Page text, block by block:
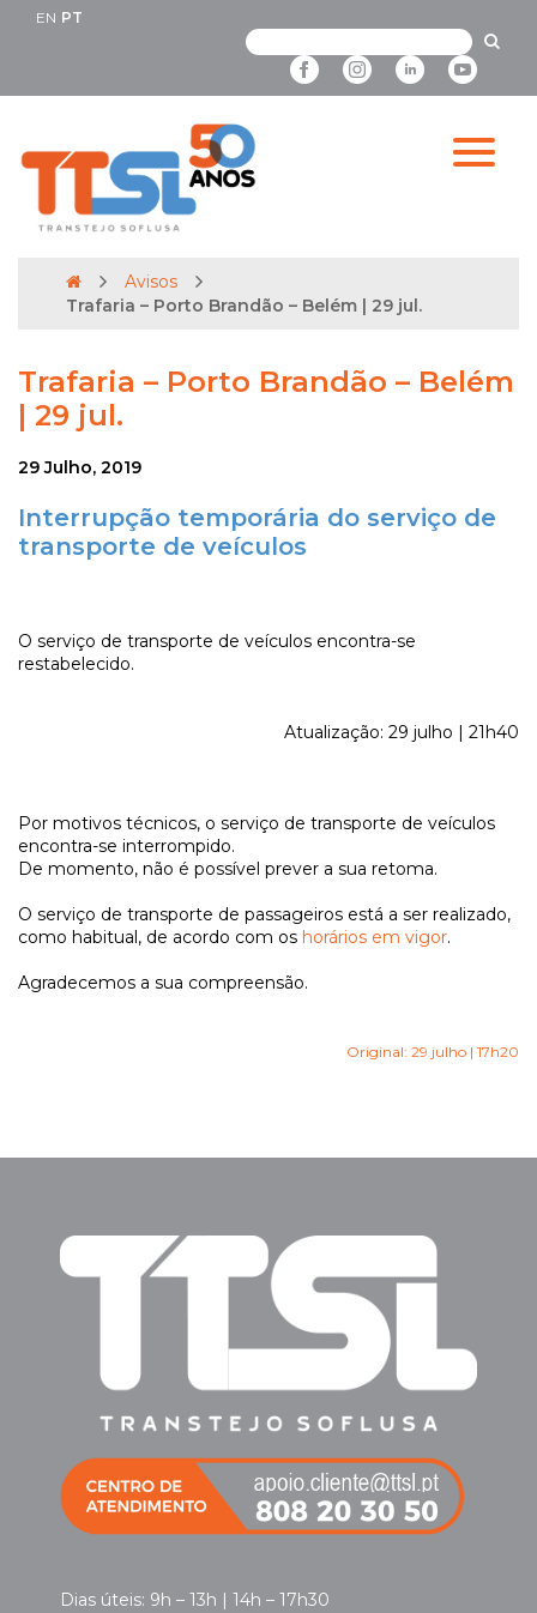
EN PT
Avisos
Trafaria – Porto Brandão – Belém | 29 jul.
Trafaria – Porto Brandão – Belém
| 29 jul.
29 Julho, 2019
Interrupção temporária do serviço de
transporte de veículos
O serviço de transporte de veículos encontra-se
restabelecido.
Atualização: 29 julho | 21h40
Por motivos técnicos, o serviço de transporte de veículos
encontra-se interrompido.
De momento, não é possível prever a sua retoma.
O serviço de transporte de passageiros está a ser realizado,
como habitual, de acordo com os horários em vigor.
Agradecemos a sua compreensão.
Original: 29 julho | 17h20
Dias úteis: 9h – 13h | 14h – 17h30